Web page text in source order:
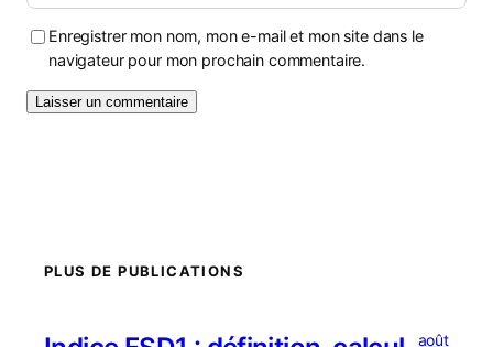
Enregistrer mon nom, mon e-mail et mon site dans le
navigateur pour mon prochain commentaire.
PLUS DE PUBLICATIONS
août